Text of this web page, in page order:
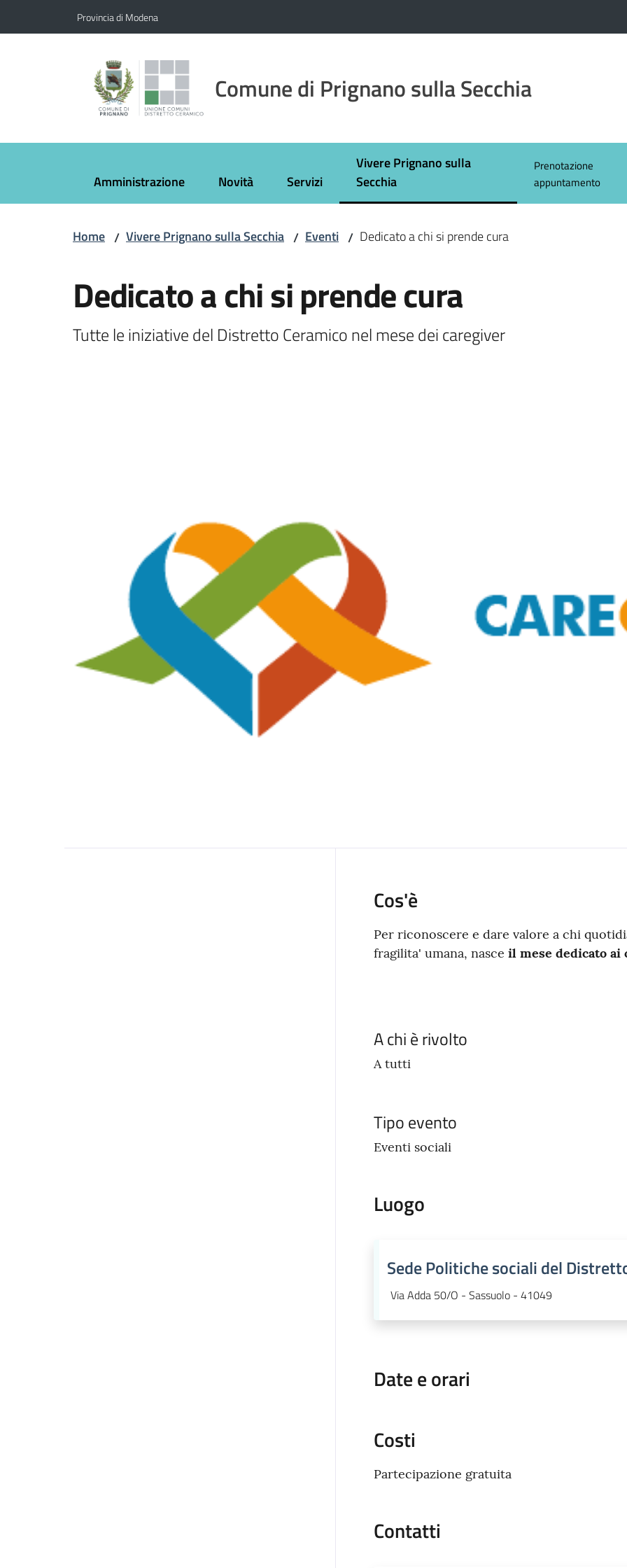
Provincia di Modena
Comune di Prignano sulla Secchia
Amministrazione Novità Servizi
Vivere Prignano sulla
Secchia
Menu selezionato
Prenotazione
appuntamento
Home / Vivere Prignano sulla Secchia / Eventi / Dedicato a chi si prende cura
Dedicato a chi si prende cura
Tutte le iniziative del Distretto Ceramico nel mese dei caregiver
Cos'è
Per riconoscere e dare valore a chi
fragilita' umana, nasce il mese dedicato ai
A chi è rivolto
A tutti
Tipo evento
Eventi sociali
Luogo
Sede Politiche sociali del
Via Adda 50/O - Sassuolo - 41049
Date e orari
Costi
Partecipazione gratuita
Contatti